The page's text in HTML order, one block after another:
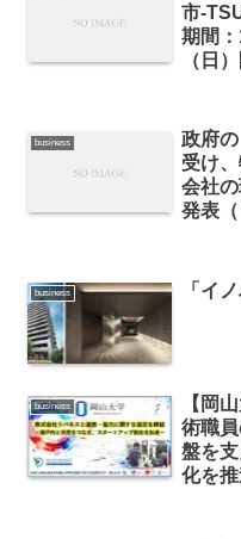
市
期間
（日
business
政府
受け
会社
発表（
business 「イ
business
【岡
術職
盤を
化を推